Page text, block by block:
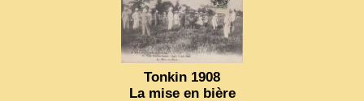
Tonkin 1908
La mise en bière